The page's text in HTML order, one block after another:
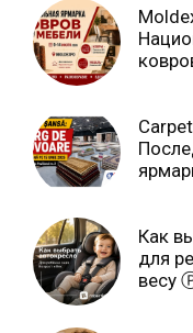
Как
для
весу